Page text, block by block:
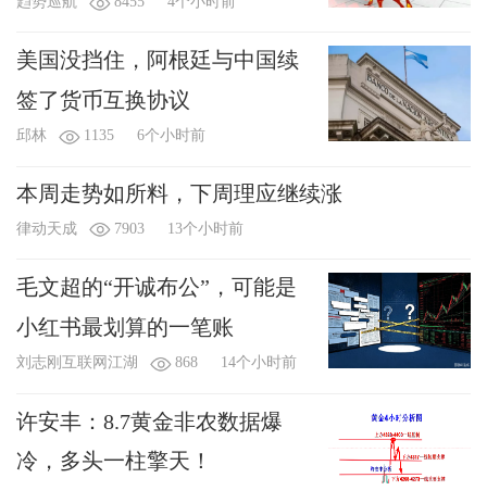
美国没挡住，阿根廷与中国续
签了货币互换协议
邱林 1135 6个小时前
本周走势如所料，下周理应继续涨
律动天成 7903 13个小时前
毛文超的“开诚布公”，可能是
小红书最划算的一笔账
刘志刚互联网江湖 868 14个小时前
许安丰：8.7黄金非农数据爆
冷，多头一柱擎天！